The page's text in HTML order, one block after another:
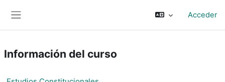
Acceder
Información del curso